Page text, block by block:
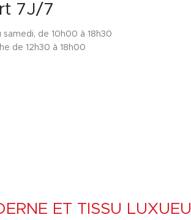
7J/7
samedi, de 10h00 à 18h30
de 12h30 à 18h00
ET TISSU